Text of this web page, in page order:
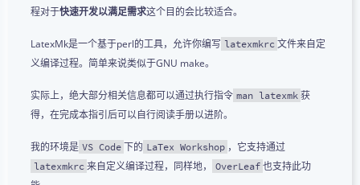
程对于快速开发以满足需求这个目的会比较适合。
LatexMk是一个基于perl的工具，允许你编写 latexmkrc 文件来自定
义编译过程。简单来说类似于GNU make。
实际上，绝大部分相关信息都可以通过执行指令 man latexmk 获
得，在完成本指引后可以自行阅读手册以进阶。
我的环境是 VS Code 下的 LaTex Workshop ，它支持通过
latexmkrc 来自定义编译过程，同样地， OverLeaf 也支持此功